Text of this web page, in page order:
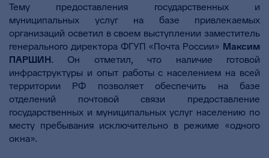
Тему предоставления государственных и
муниципальных услуг на базе привлекаемых
организаций осветил в своем выступлении заместитель
генерального директора ФГУП «Почта России» Максим
ПАРШИН. Он отметил, что наличие готовой
инфраструктуры и опыт работы с населением на всей
территории РФ позволяет обеспечить на базе
отделений почтовой связи предоставление
государственных и муниципальных услуг населению по
месту пребывания исключительно в режиме «одного
окна».